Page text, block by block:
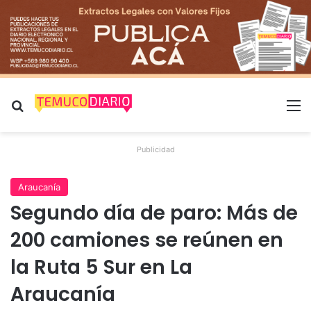
Buscar por
Publicidad
Araucanía
Segundo día de paro: Más de
200 camiones se reúnen en
la Ruta 5 Sur en La
Araucanía